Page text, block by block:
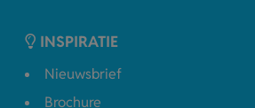
INSPIRATIE
Nieuwsbrief
Brochure